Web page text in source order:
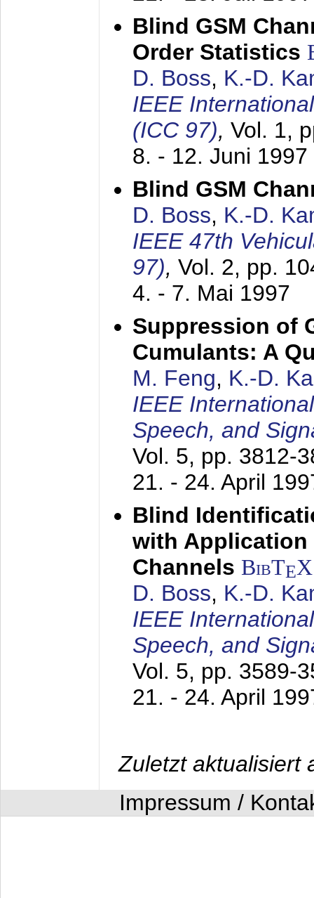
Blind GSM
Order Statistics
D. Boss, K.-D.
IEEE
(ICC 97), Vol. 1,
8. - 12. Juni 1997
Blind GSM
D. Boss, K.-D.
IEEE 47th
97), Vol. 2, pp.
4. - 7. Mai 1997
Suppression of
Cumulants: A
M. Feng, K.-D.
IEEE
Speech, and
Vol. 5, pp. 3812-
21. - 24. April
Blind
with Application
Channels BibTEX
D. Boss, K.-D.
IEEE
Speech, and
Vol. 5, pp. 3589-
21. - 24. April
Zuletzt aktualisiert
Impressum /